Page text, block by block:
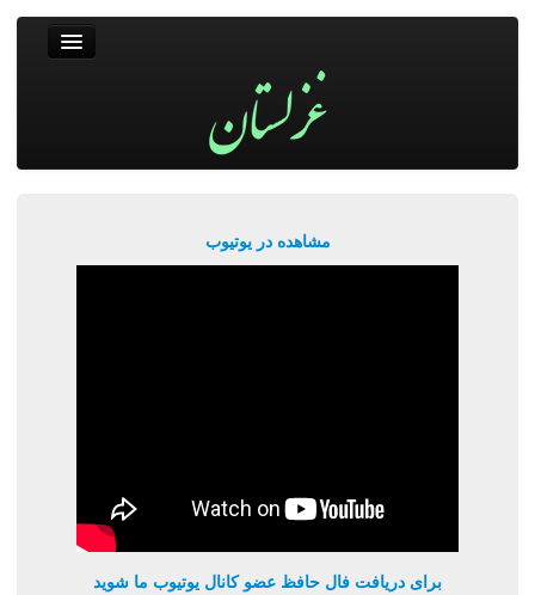
مشاهده در یوتیوب
برای دریافت فال حافظ عضو کانال یوتیوب ما شوید